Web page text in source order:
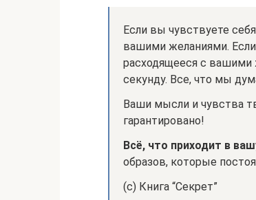
Если вы чувствуете
вашими желаниями.
расходящееся с вашими
секунду. Все, что мы
Ваши мысли и чувства
гарантировано!
Всё, что приходит в
образов, которые
(с) Книга “Секрет”